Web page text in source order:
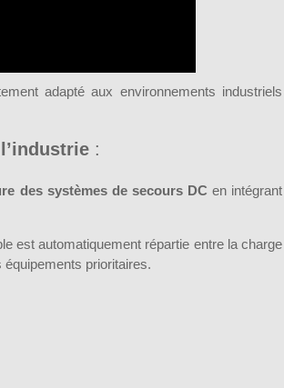
adapté aux environnements industriels
:
des systèmes de secours DC en intégrant
est automatiquement répartie entre la charge
équipements prioritaires.